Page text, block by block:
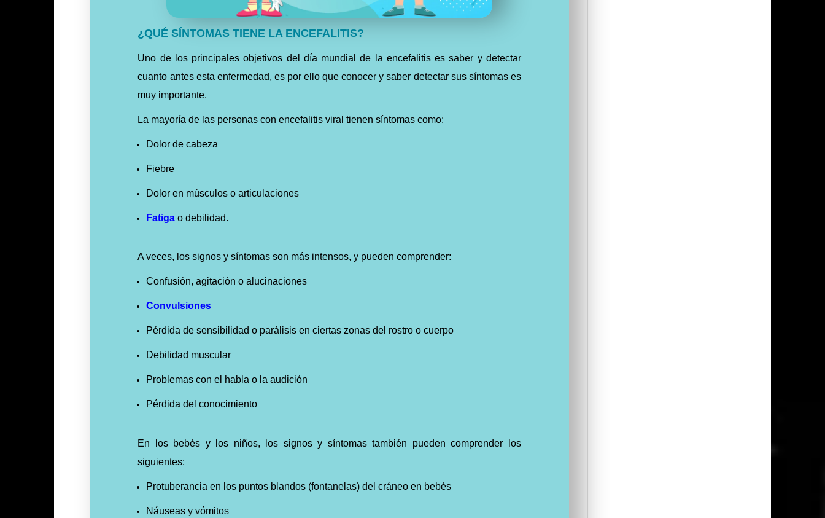
¿QUÉ SÍNTOMAS TIENE LA ENCEFALITIS?
Uno de los principales objetivos del día mundial de la encefalitis es saber y detectar
cuanto antes esta enfermedad, es por ello que conocer y saber detectar sus síntomas es
muy importante.
La mayoría de las personas con encefalitis viral tienen síntomas como:
Dolor de cabeza
Fiebre
Dolor en músculos o articulaciones
Fatiga o debilidad.
A veces, los signos y síntomas son más intensos, y pueden comprender:
Confusión, agitación o alucinaciones
Convulsiones
Pérdida de sensibilidad o parálisis en ciertas zonas del rostro o cuerpo
Debilidad muscular
Problemas con el habla o la audición
Pérdida del conocimiento
En los bebés y los niños, los signos y síntomas también pueden comprender los
siguientes:
Protuberancia en los puntos blandos (fontanelas) del cráneo en bebés
Náuseas y vómitos